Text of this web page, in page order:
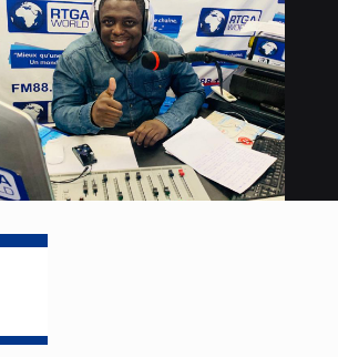
Certaines couches de la population du
district de la Tshangu, à Kinshasa et
d'autres provinces de la République
démocratique du Congo ne se font
pas vacciner suite au détournement
des fonds allou�
constitutionnelle : Vital Kamerhe, «
préconisée par le Chef de l’Etat depuis